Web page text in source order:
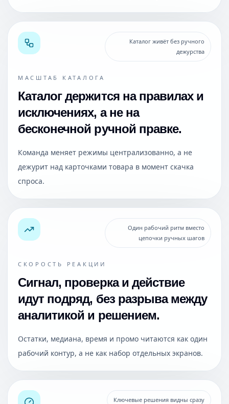
Каталог живёт без ручного
дежурства
МАСШТАБ КАТАЛОГА
Каталог держится на правилах и
исключениях, а не на
бесконечной ручной правке.
Команда меняет режимы централизованно, а не
дежурит над карточками товара в момент скачка
спроса.
Один рабочий ритм вместо
цепочки ручных шагов
СКОРОСТЬ РЕАКЦИИ
Сигнал, проверка и действие
идут подряд, без разрыва между
аналитикой и решением.
Остатки, медиана, время и промо читаются как один
рабочий контур, а не как набор отдельных экранов.
Ключевые решения видны сразу